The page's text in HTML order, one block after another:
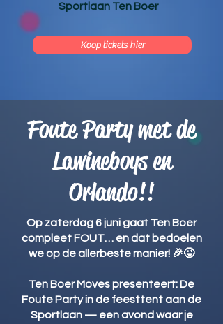
Sportlaan Ten Boer
Koop tickets hier
Foute Party met de
Lawineboys en
Orlando!!
Op zaterdag 6 juni gaat Ten Boer
compleet FOUT… en dat bedoelen
we op de allerbeste manier! 🎉😜
Ten Boer Moves presenteert: De
Foute Party in de feesttent aan de
Sportlaan — een avond waar je